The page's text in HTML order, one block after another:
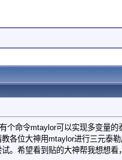
命令mtaylor可以实现多变量
各位大神用mtaylor进行三元泰
。希望看到贴的大神帮我想想看